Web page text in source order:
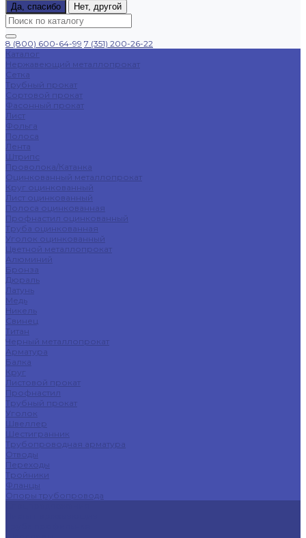
Да, спасибо
Нет, другой
8 (800) 600-64-99 7 (351) 200-26-22
Каталог
Нержавеющий металлопрокат
Сетка
Трубный прокат
Сортовой прокат
Фасонный прокат
Лист
Фольга
Полоса
Лента
Штрипс
Проволока/Катанка
Оцинкованный металлопрокат
Круг оцинкованный
Лист оцинкованный
Полоса оцинкованная
Профнастил оцинкованный
Труба оцинкованная
Уголок оцинкованный
Цветной металлопрокат
Алюминий
Бронза
Дюраль
Латунь
Медь
Никель
Свинец
Титан
Черный металлопрокат
Арматура
Балка
Круг
Листовой прокат
Профнастил
Трубный прокат
Уголок
Швеллер
Шестигранник
Трубопроводная арматура
Отводы
Переходы
Тройники
Фланцы
Опоры трубопровода